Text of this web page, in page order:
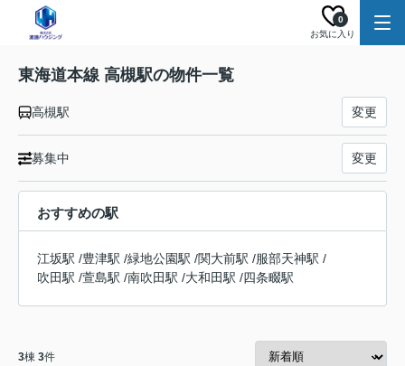
お気に入り
0
東海道本線 高槻駅の物件一覧
高槻駅 変更
募集中 変更
おすすめの駅
江坂駅 /豊津駅 /緑地公園駅 /関大前駅 /服部天神駅 /
吹田駅 /萱島駅 /南吹田駅 /大和田駅 /四条畷駅
3棟 3件